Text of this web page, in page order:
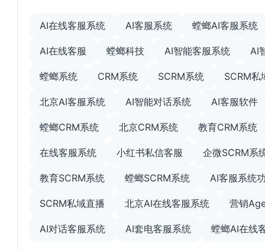
AI在线客服系统 AI客服系统 螳螂AI客服系统
AI在线客服 螳螂科技 AI智能客服系统 AI
螳螂系统 CRM系统 SCRM系统 SCRM私
北京AI客服系统 AI智能对话系统 AI客服软件
螳螂CRM系统 北京CRM系统 教育CRM系统
在线客服系统 小红书私信客服 企微SCRM系
教育SCRM系统 螳螂SCRM系统 AI客服系统
SCRM私域直播 北京AI在线客服系统 营销
AI对话客服系统 AI套电客服系统 螳螂AI在线